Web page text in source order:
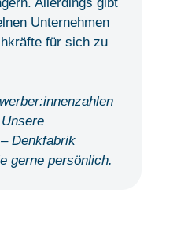
Unternehmen
für sich zu
Denkfabrik
gerne persönlich.